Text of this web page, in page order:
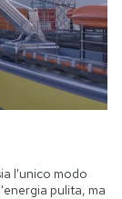
l'unico modo
pulita, ma